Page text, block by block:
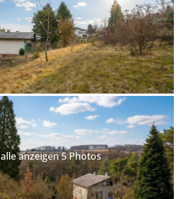
alle anzeigen 5 Photos